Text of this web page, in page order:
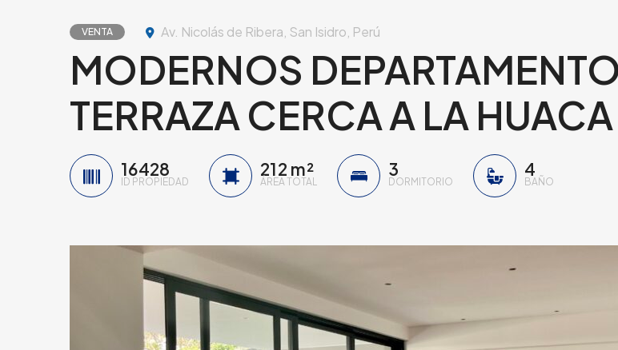
VENTA Av. Nicolás de Ribera, San Isidro, Perú
MODERNOS
TERRAZA CERCA A LA
16428
ID PROPIEDAD
212 m²
ÁREA TOTAL
3
DORMITORIO
4
BAÑO